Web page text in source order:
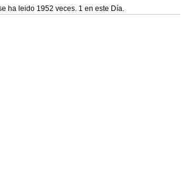
ha leido 1952 veces. 1 en este Día.